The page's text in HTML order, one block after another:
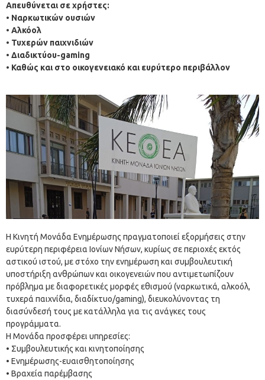
Απευθύνεται σε χρήστες:
• Ναρκωτικών ουσιών
• Αλκόολ
• Τυχερών παιχνιδιών
• Διαδικτύου-gaming
• Καθώς και στο οικογενειακό και ευρύτερο περιβάλλον
Η Κινητή Μονάδα Ενημέρωσης πραγματοποιεί εξορμήσεις στην
ευρύτερη περιφέρεια Ιονίων Νήσων, κυρίως σε περιοχές εκτός
αστικού ιστού, με στόχο την ενημέρωση και συμβουλευτική
υποστήριξη ανθρώπων και οικογενειών που αντιμετωπίζουν
πρόβλημα με διαφορετικές μορφές εθισμού (ναρκωτικά, αλκοόλ,
τυχερά παιχνίδια, διαδίκτυο/gaming), διευκολύνοντας τη
διασύνδεσή τους με κατάλληλα για τις ανάγκες τους
προγράμματα.
Η Μονάδα προσφέρει υπηρεσίες:
• Συμβουλευτικής και κινητοποίησης
• Ενημέρωσης-ευαισθητοποίησης
• Βραχεία παρέμβασης